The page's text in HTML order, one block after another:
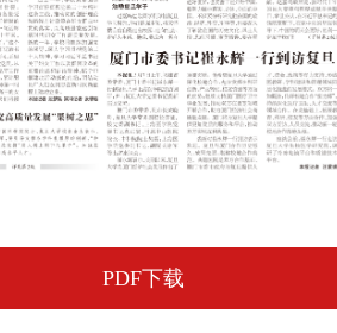
PDF下载